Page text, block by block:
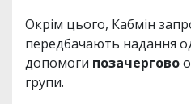
Окрім цього, Кабмін
передбачають надання
допомоги позачергово
групи.